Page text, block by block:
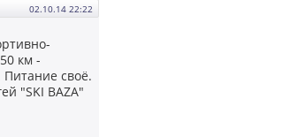
02.10.14 22:22
км -
своё.
"SKI BAZA"